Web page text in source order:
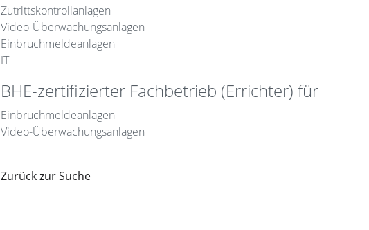
Zutrittskontrollanlagen
Video-Überwachungsanlagen
Einbruchmeldeanlagen
IT
BHE-zertifizierter Fachbetrieb (Errichter) für
Einbruchmeldeanlagen
Video-Überwachungsanlagen
Zurück zur Suche